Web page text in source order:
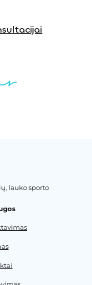
lauko sporto